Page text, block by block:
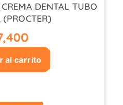
DENTAL TUBO
al carrito